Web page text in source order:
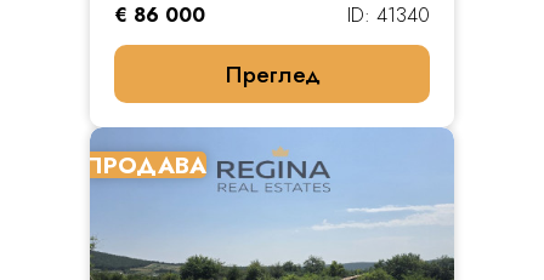
€ 86 000 ID: 41340
Преглед
ПРОДАВА